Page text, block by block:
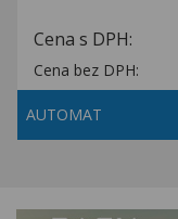
Cena s DPH:
Cena bez DPH:
AUTOMAT